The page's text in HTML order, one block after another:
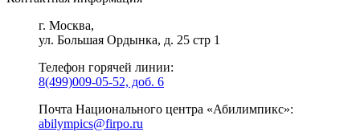
г. Москва,
ул. Большая Ордынка, д. 25 стр 1
Телефон горячей линии:
8(499)009-05-52, доб. 6
Почта Национального центра «Абилимпикс»:
abilympics@firpo.ru